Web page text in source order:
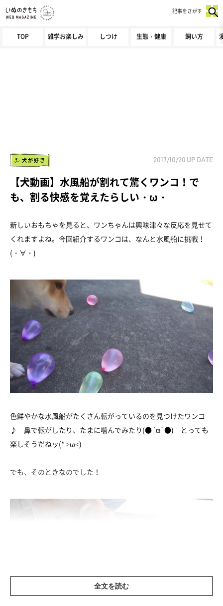
TOP 雑学お楽しみ しつけ 生態・健康 飼い方
記事をさがす
犬が好き 2017/10/20 UP DATE
【犬動画】水風船が割れて驚くワンコ！で
も、割る快感を覚えたらしい・ω・
新しいおもちゃを見ると、ワンちゃんは興味津々な反応を見せて
くれますよね。今回紹介するワンコは、なんと水風船に挑戦！
(・∀・)
色鮮やかな水風船がたくさん転がっているのを見つけたワンコ
♪ 鼻で転がしたり、たまに噛んでみたり(●´ϖ`●) とっても
楽しそうだねッ(* >ω<)
でも、そのときなのでした！
全文を読む